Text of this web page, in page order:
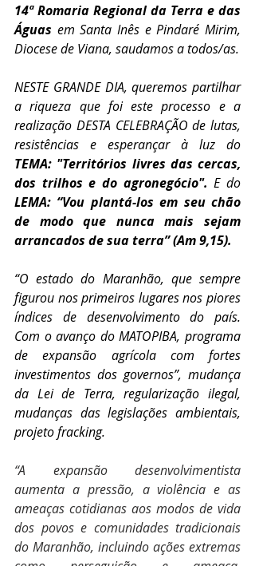
14ª Romaria Regional da Terra e das
Águas em Santa Inês e Pindaré Mirim,
Diocese de Viana, saudamos a todos/as.
NESTE GRANDE DIA, queremos partilhar
a riqueza que foi este processo e a
realização DESTA CELEBRAÇÃO de lutas,
TEMA: "Territórios livres das cercas,
dos trilhos e do agronegócio".
LEMA: “Vou plantá-los em seu chão
de modo que nunca mais sejam
arrancados de sua terra” (Am 9,15).
“O estado do Maranhão, que sempre
figurou nos primeiros lugares nos piores
índices de desenvolvimento do país.
Com o avanço do MATOPIBA, programa
de expansão agrícola com fortes
investimentos dos governos”, mudança
da Lei de Terra, regularização ilegal,
mudanças das legislações ambientais,
projeto fracking.
“A expansão desenvolvimentista
aumenta a pressão, a violência e as
ameaças cotidianas aos modos de vida
dos povos e comunidades tradicionais
do Maranhão, incluindo ações extremas